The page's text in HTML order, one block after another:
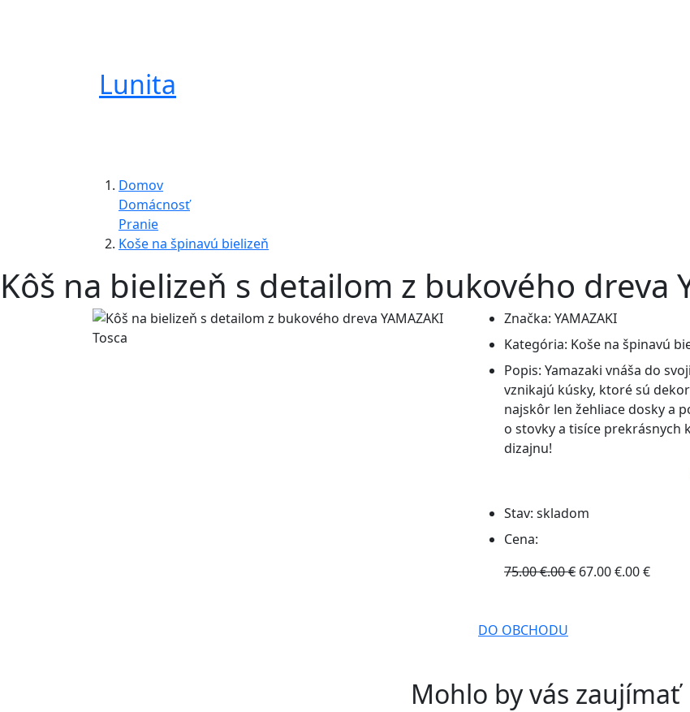
Lunita
Domov
Domácnosť
Pranie
Koše na špinavú bielizeň
Kôš na bielizeň s detailom z bukového dreva
Značka: YAMAZAKI
Kategória: Koše na špinavú
Popis: Yamazaki vnáša do
vznikajú kúsky, ktoré sú
najskôr len žehliace dosky a
o stovky a tisíce prekrásnych
dizajnu!
Stav: skladom
Cena:
75.00 €.00 € 67.00 €.00 €
DO OBCHODU
Mohlo by vás zaujímať